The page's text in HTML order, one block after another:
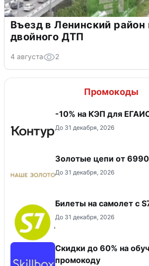
Въезд в Ленинский район
двойного ДТП
4 августа 2
Промокоды
-10% на КЭП для
До 31 декабря, 2026
Золотые цепи от
До 31 декабря, 2026
Билеты на самолет с
До 31 декабря, 2026
Скидки до 60% на
промокоду